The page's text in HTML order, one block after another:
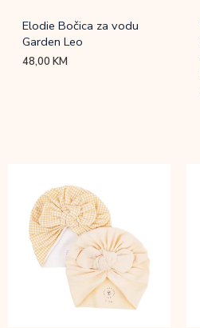
Elodie Bočica za vodu
Garden Leo
48,00KM